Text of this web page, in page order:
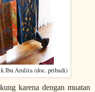
Ibu Arulita (doc. pribadi)
karena dengan muatan